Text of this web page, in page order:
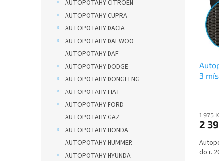
AUTOPOTAHY CITROEN
AUTOPOTAHY CUPRA
AUTOPOTAHY DACIA
AUTOPOTAHY DAEWOO
AUTOPOTAHY DAF
AUTOPOTAHY DODGE
AUTOPOTAHY DONGFENG
AUTOPOTAHY FIAT
AUTOPOTAHY FORD
AUTOPOTAHY GAZ
AUTOPOTAHY HONDA
AUTOPOTAHY HUMMER
AUTOPOTAHY HYUNDAI
3
1 975
2
do r.